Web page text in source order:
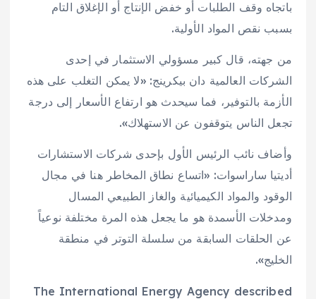
باتجاه وقف الطلبات أو خفض الإنتاج أو الإغلاق التام
بسبب نقص المواد الأولية.
من جهته، قال كبير مسؤولي الاستثمار في إحدى
الشركات العالمية دان بيكرينج: «لا يمكن التغلب على هذه
الأزمة بالتوفير، فما سيحدث هو ارتفاع الأسعار إلى درجة
تجعل الناس يتوقفون عن الاستهلاك».
وأضاف نائب الرئيس الأول بإحدى شركات الاستشارات
أديتيا ساراسوات: «اتساع نطاق المخاطر هنا في مجال
الوقود والمواد الكيميائية والغاز الطبيعي المسال
ومدخلات الأسمدة هو ما يجعل هذه المرة مختلفة نوعياً
عن الحلقات السابقة من سلسلة التوتر في منطقة
الخليج».
The International Energy Agency described